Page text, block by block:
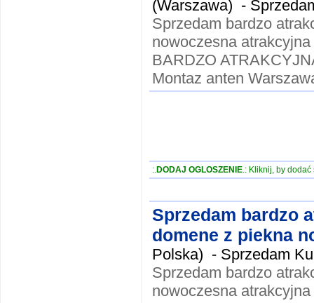
(Warszawa) -
Sprzedam bardzo
nowoczesna
BARDZO
Montaz anten
:.DODAJ OGLOSZENIE.: Kliknij, by dodać
Sprzedam bardzo
domene z piekna
Polska) - Sprzedam
Sprzedam bardzo
nowoczesna